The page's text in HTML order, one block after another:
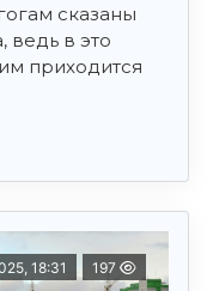
сказаны
ведь в это
приходится
18:31 197